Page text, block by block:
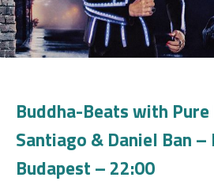
Buddha-Beats with
Santiago & Daniel Ban –
Budapest – 22:00